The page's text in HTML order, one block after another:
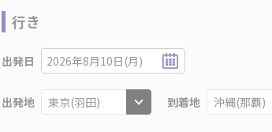
行き
出発日 2026年8月10日(月)
出発地 到着地